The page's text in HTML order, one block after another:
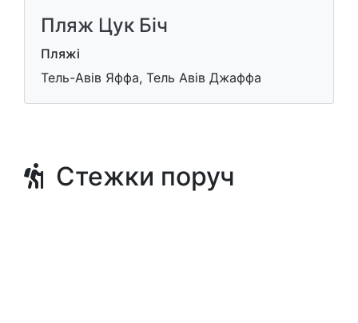
Пляж Цук Біч
Пляжі
Тель-Авів Яффа, Тель Авів Джаффа
Стежки поруч